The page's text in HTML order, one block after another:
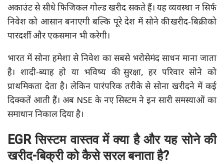
अकाउंट से सीधे फिजिकल गोल्ड खरीद सकते हैं। यह व्यवस्था न सिर्फ
निवेश को आसान बनाएगी बल्कि पूरे देश में सोने की खरीद-बिक्री को
पारदर्शी और एकसमान भी करेगी।
भारत में सोना हमेशा से निवेश का सबसे भरोसेमंद साधन माना जाता
है। शादी-ब्याह हो या भविष्य की सुरक्षा, हर परिवार सोने को
प्राथमिकता देता है। लेकिन पारंपरिक तरीके से सोना खरीदने में कई
दिक्कतें आती हैं। अब NSE के नए सिस्टम ने इन सारी समस्याओं का
समाधान निकाल दिया है।
EGR सिस्टम वास्तव में क्या है और यह सोने की
खरीद-बिक्री को कैसे सरल बनाता है?